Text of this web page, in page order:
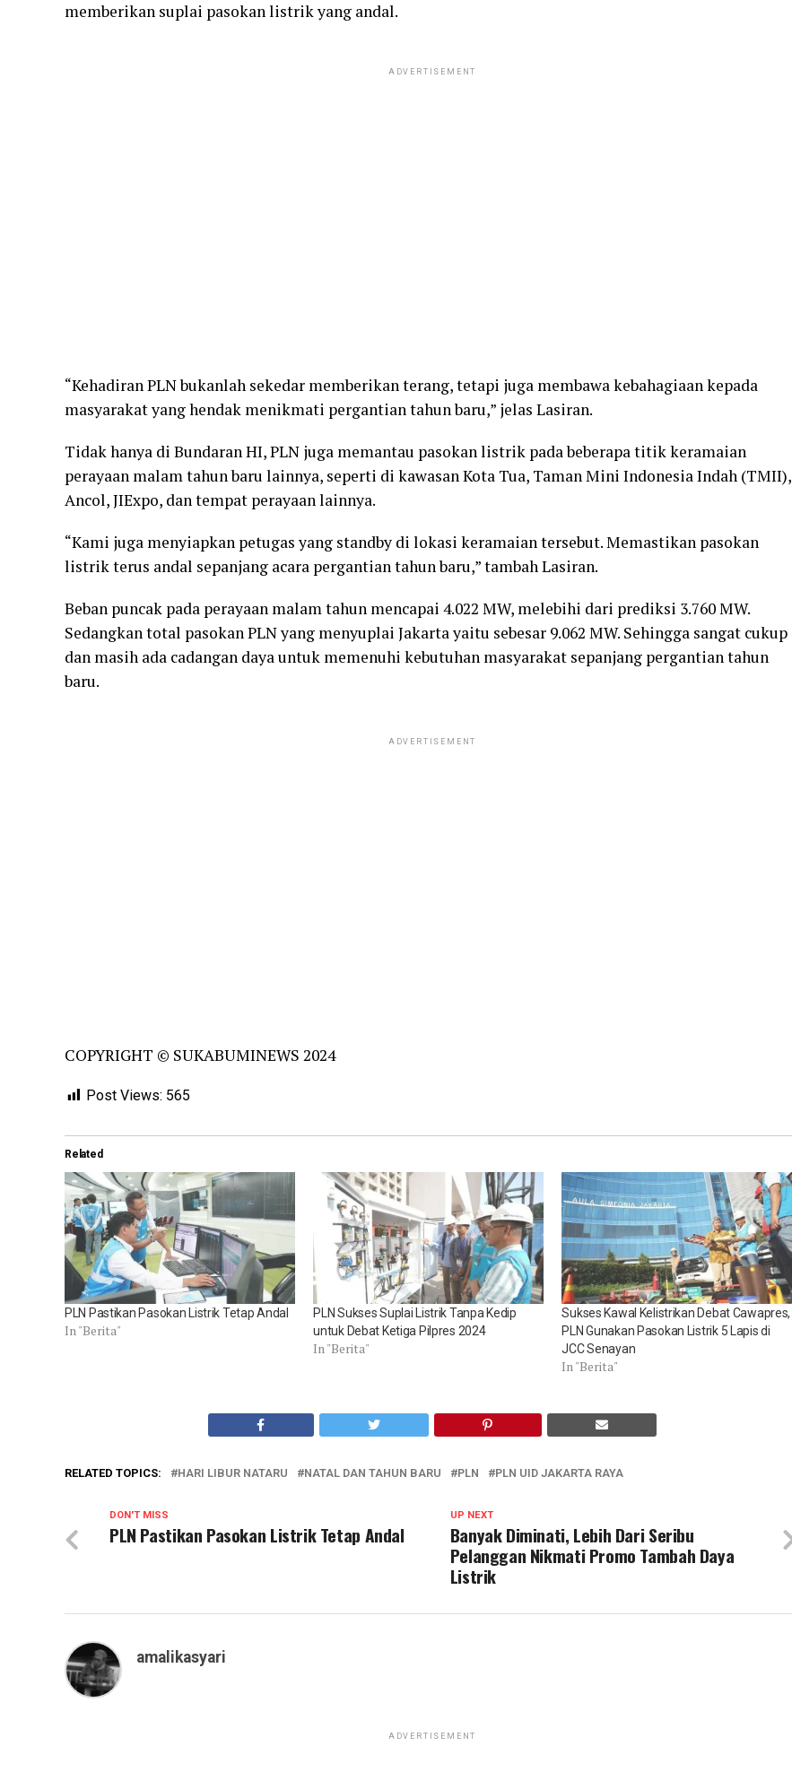
memberikan suplai pasokan listrik yang andal.
ADVERTISEMENT
“Kehadiran PLN bukanlah sekedar memberikan terang, tetapi juga membawa kebahagiaan kepada
masyarakat yang hendak menikmati pergantian tahun baru,” jelas Lasiran.
Tidak hanya di Bundaran HI, PLN juga memantau pasokan listrik pada beberapa titik keramaian
perayaan malam tahun baru lainnya, seperti di kawasan Kota Tua, Taman Mini Indonesia Indah (TMII),
Ancol, JIExpo, dan tempat perayaan lainnya.
“Kami juga menyiapkan petugas yang standby di lokasi keramaian tersebut. Memastikan pasokan
listrik terus andal sepanjang acara pergantian tahun baru,” tambah Lasiran.
Beban puncak pada perayaan malam tahun mencapai 4.022 MW, melebihi dari prediksi 3.760 MW.
Sedangkan total pasokan PLN yang menyuplai Jakarta yaitu sebesar 9.062 MW. Sehingga sangat cukup
dan masih ada cadangan daya untuk memenuhi kebutuhan masyarakat sepanjang pergantian tahun
baru.
ADVERTISEMENT
COPYRIGHT © SUKABUMINEWS 2024
Post Views: 565
Related
PLN Pastikan Pasokan Listrik Tetap Andal
In "Berita"
PLN Sukses Suplai Listrik Tanpa Kedip
untuk Debat Ketiga Pilpres 2024
In "Berita"
Sukses Kawal Kelistrikan Debat Cawapres,
PLN Gunakan Pasokan Listrik 5 Lapis di
JCC Senayan
In "Berita"
RELATED TOPICS: HARI LIBUR NATARU NATAL DAN TAHUN BARU PLN PLN UID JAKARTA RAYA
UP NEXT
Banyak Diminati, Lebih Dari Seribu
Pelanggan Nikmati Promo Tambah Daya
Listrik
DON'T MISS
PLN Pastikan Pasokan Listrik Tetap Andal
amalikasyari
ADVERTISEMENT